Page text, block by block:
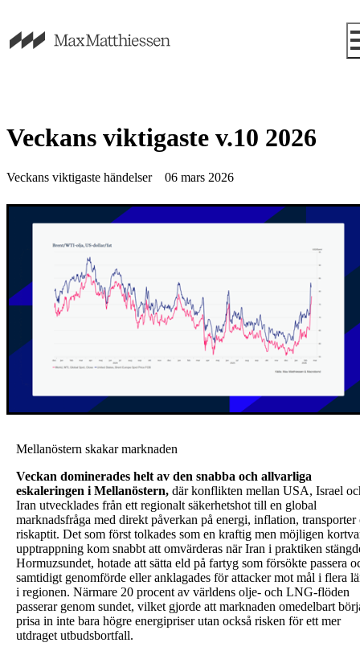
Veckans viktigaste v.10 2026
Veckans viktigaste händelser 06 mars 2026
Mellanöstern skakar marknaden
Veckan dominerades helt av den snabba och allvarliga
eskaleringen i Mellanöstern, där konflikten mellan USA, Israel
Iran utvecklades från ett regionalt säkerhetshot till en global
marknadsfråga med direkt påverkan på energi, inflation, transporter
riskaptit. Det som först tolkades som en kraftig men möjligen
upptrappning kom snabbt att omvärderas när Iran i praktiken
Hormuzsundet, hotade att sätta eld på fartyg som försökte passera
samtidigt genomförde eller anklagades för attacker mot mål i flera
i regionen. Närmare 20 procent av världens olje- och LNG-flöden
passerar genom sundet, vilket gjorde att marknaden omedelbart
prisa in inte bara högre energipriser utan också risken för ett mer
utdraget utbudsbortfall.